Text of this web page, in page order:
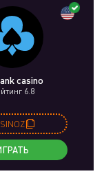
casino
6.8